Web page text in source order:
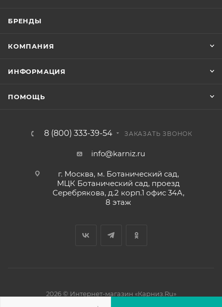
БРЕНДЫ
КОМПАНИЯ
ИНФОРМАЦИЯ
ПОМОЩЬ
8 (800) 333-39-54 ЗАКАЗАТЬ ЗВОНОК
info@karniz.ru
г. Москва, м. Ботанический сад,
МЦК Ботанический сад, проезд
Серебрякова, д.2 корп.1 офис 34А,
8 этаж
2026 © Интернет-магазин «Карниз.Ru»